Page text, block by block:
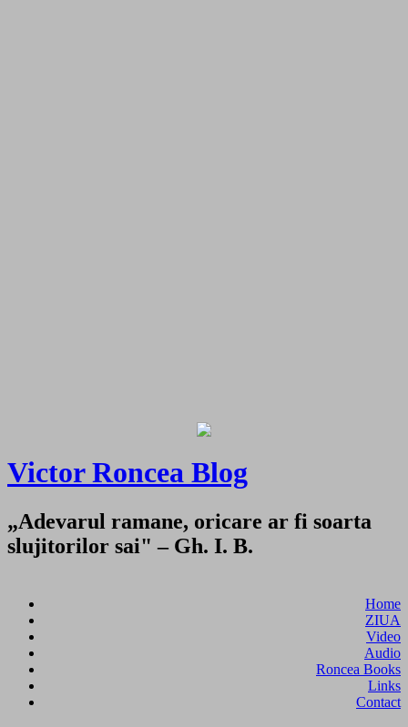
Victor Roncea Blog
„Adevarul ramane, oricare ar fi soarta
slujitorilor sai" – Gh. I. B.
Home
ZIUA
Video
Audio
Roncea Books
Links
Contact